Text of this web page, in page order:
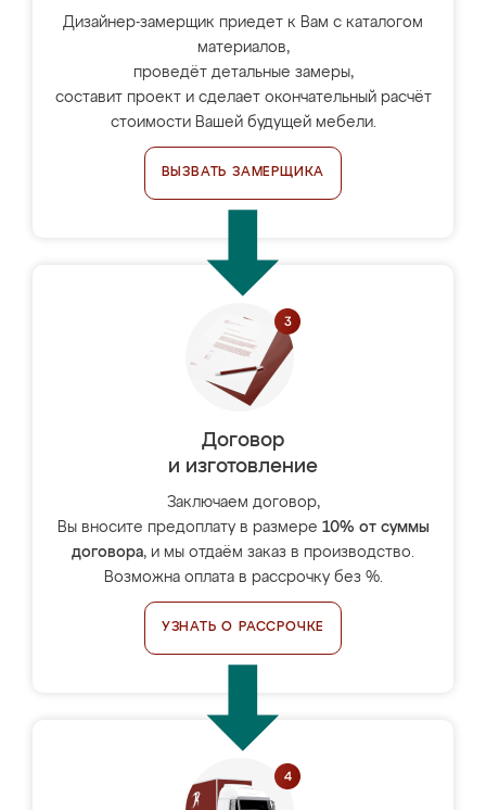
Дизайнер-замерщик приедет к Вам с каталогом
материалов,
проведёт детальные замеры,
составит проект и сделает окончательный расчёт
стоимости Вашей будущей мебели.
ВЫЗВАТЬ ЗАМЕРЩИКА
Договор
и изготовление
Заключаем договор,
Вы вносите предоплату в размере 10% от суммы
договора, и мы отдаём заказ в производство.
Возможна оплата в рассрочку без %.
УЗНАТЬ О РАССРОЧКЕ